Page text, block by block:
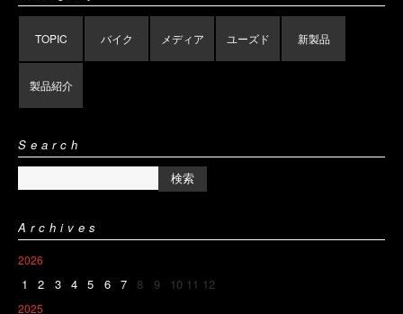
TOPIC バイク メディア ユーズド 新製品
製品紹介
Search
Archives
2026
1 2 3 4 5 6 7 8 9 10 11 12
2025